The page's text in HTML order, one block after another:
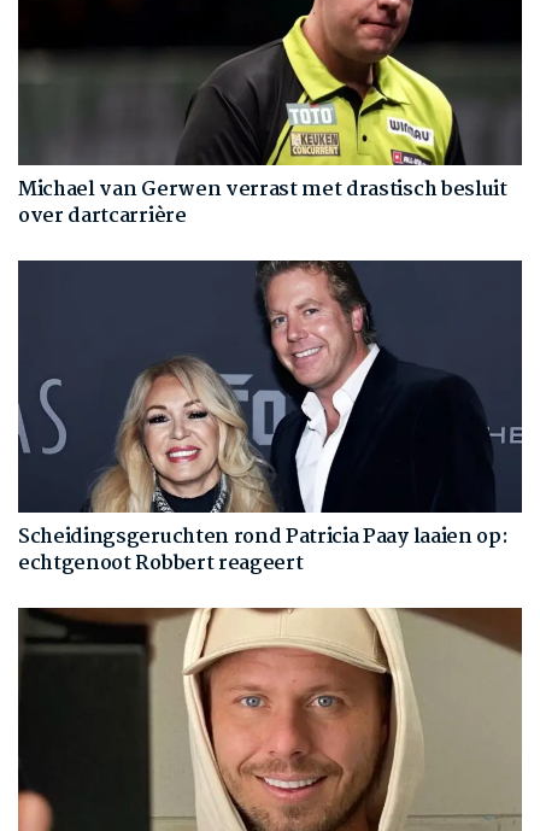
Michael van Gerwen verrast met drastisch besluit
over dartcarrière
Scheidingsgeruchten rond Patricia Paay laaien op:
echtgenoot Robbert reageert